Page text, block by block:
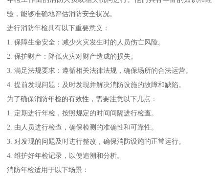
验，能够准确地评估消防安全状况。
进行消防年检具有以下重要意义：
1. 保障生命安全：减少火灾发生时的人员伤亡风险。
2. 保护财产：降低火灾对财产造成的损失。
3. 满足法规要求：遵循相关法律法规，确保场所的合法运营。
4. 提前发现问题：及时发现并解决消防设施的故障和缺陷。
为了确保消防年检的有效性，需要注意以下几点：
1. 定期进行年检，按照规定的时间间隔进行检查。
2. 由人员进行检查，确保检测的准确性和可靠性。
3. 对发现的问题及时进行整改，确保消防设施的正常运行。
4. 维护好年检记录，以便追溯和分析。
消防年检适用于以下场景：